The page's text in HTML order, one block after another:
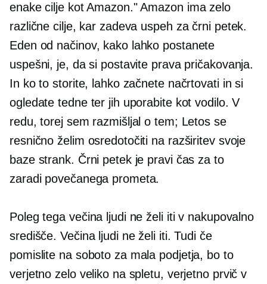
enake cilje kot Amazon." Amazon ima zelo
različne cilje, kar zadeva uspeh za črni petek.
Eden od načinov, kako lahko postanete
uspešni, je, da si postavite prava pričakovanja.
In ko to storite, lahko začnete načrtovati in si
ogledate tedne ter jih uporabite kot vodilo. V
redu, torej sem razmišljal o tem; Letos se
resnično želim osredotočiti na razširitev svoje
baze strank. Črni petek je pravi čas za to
zaradi povečanega prometa.
Poleg tega večina ljudi ne želi iti v nakupovalno
središče. Večina ljudi ne želi iti. Tudi če
pomislite na soboto za mala podjetja, bo to
verjetno zelo veliko na spletu, verjetno prvič v